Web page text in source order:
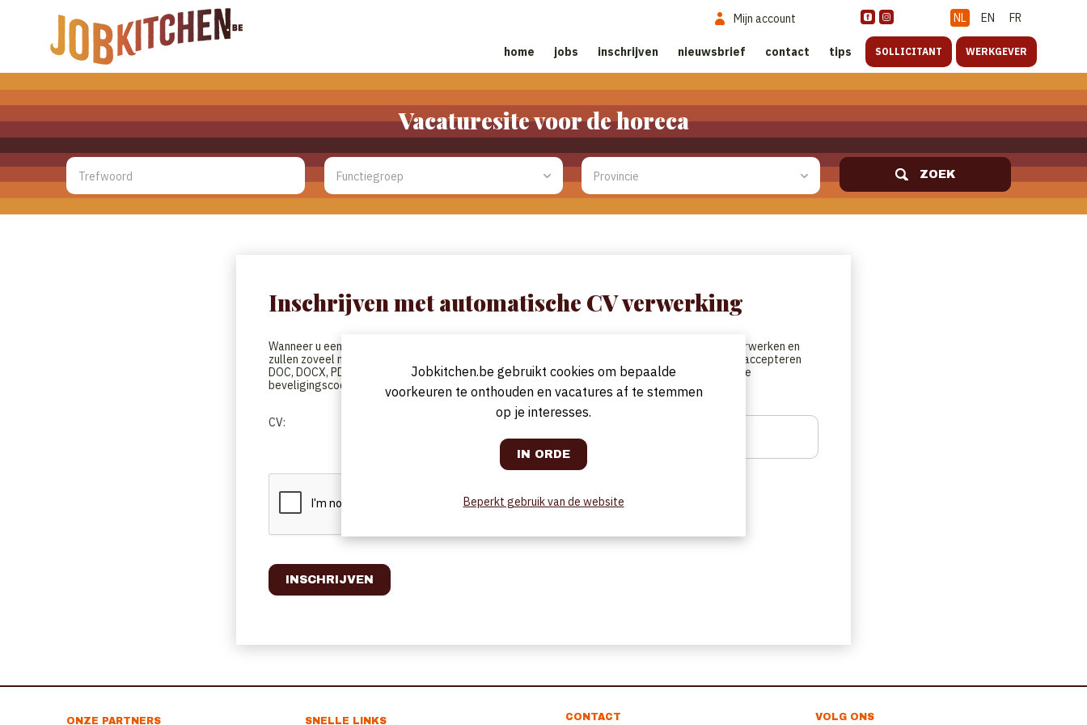
NL EN FR
Mijn account
home jobs inschrijven nieuwsbrief contact tips SOLLICITANT WERKGEVER
Vacaturesite voor de horeca
ZOEK
Inschrijven met automatische CV verwerking
Wanneer u een CV heeft, kunt u dat hier invoegen. We zullen proberen uw CV automatisch te verwerken en
zullen zoveel mogelijk velden voor u invullen, zodat het registratieproces sneller verloopt. We accepteren
DOC, DOCX, PDF, ODT en RTF bestanden. Voordat uw CV verwerkt kan worden, dient u tevens de
beveligingscode in de afbeelding hieronder over te nemen.
CV:
ONZE PARTNERS SNELLE LINKS CONTACT VOLG ONS
Jobkitchen.be gebruikt cookies om bepaalde
voorkeuren te onthouden en vacatures af te stemmen
op je interesses.
Beperkt gebruik van de website